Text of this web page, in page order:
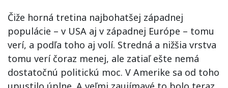
Čiže horná tretina najbohatšej západnej
populácie – v USA aj v západnej Európe – tomu
verí, a podľa toho aj volí. Stredná a nižšia vrstva
tomu verí čoraz menej, ale zatiaľ ešte nemá
dostatočnú politickú moc. V Amerike sa od toho